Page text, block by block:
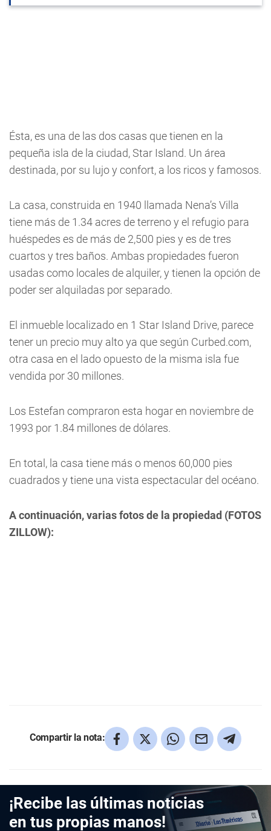
Ésta, es una de las dos casas que tienen en la
pequeña isla de la ciudad, Star Island. Un área
destinada, por su lujo y confort, a los ricos y famosos.
La casa, construida en 1940 llamada Nena’s Villa
tiene más de 1.34 acres de terreno y el refugio para
huéspedes es de más de 2,500 pies y es de tres
cuartos y tres baños. Ambas propiedades fueron
usadas como locales de alquiler, y tienen la opción de
poder ser alquiladas por separado.
El inmueble localizado en 1 Star Island Drive, parece
tener un precio muy alto ya que según Curbed.com,
otra casa en el lado opuesto de la misma isla fue
vendida por 30 millones.
Los Estefan compraron esta hogar en noviembre de
1993 por 1.84 millones de dólares.
En total, la casa tiene más o menos 60,000 pies
cuadrados y tiene una vista espectacular del océano.
A continuación, varias fotos de la propiedad (FOTOS
ZILLOW):
Compartir la nota:
¡Recibe las últimas noticias
en tus propias manos!